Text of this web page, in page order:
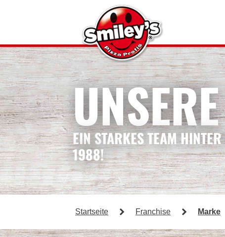
EIN STARKES TEAM
1988!
Startseite Franchise Marke